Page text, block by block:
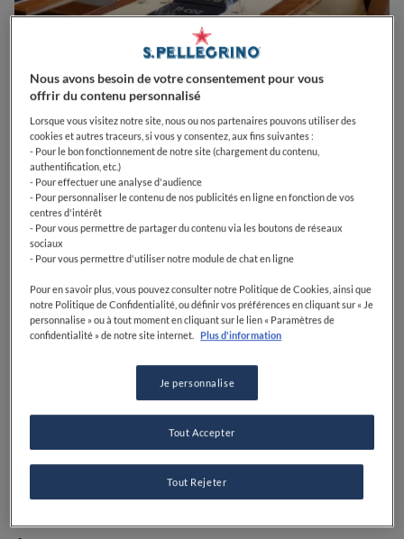
4 Hent Koz 29000QuimperFrance
CLOSED OpensDimanche,10:00-13:30
VOIR HORAIRES D'OUVERTURE
PRIX
VOIR SUR LA CARTE +33 2 98 94 50 02
VISIT WEBSITE
Food Awards
Guide Michelin
Guides gastronomiques
AFFICHER PLUS
Nous avons besoin de votre consentement pour vous
offrir du contenu personnalisé
Lorsque vous visitez notre site, nous ou nos partenaires pouvons utiliser des
cookies et autres traceurs, si vous y consentez, aux fins suivantes :
- Pour le bon fonctionnement de notre site (chargement du contenu,
authentification, etc.)
- Pour effectuer une analyse d'audience
- Pour personnaliser le contenu de nos publicités en ligne en fonction de vos
centres d'intérêt
- Pour vous permettre de partager du contenu via les boutons de réseaux
sociaux
- Pour vous permettre d'utiliser notre module de chat en ligne
Pour en savoir plus, vous pouvez consulter notre Politique de Cookies, ainsi que
notre Politique de Confidentialité, ou définir vos préférences en cliquant sur « Je
personnalise » ou à tout moment en cliquant sur le lien « Paramètres de
confidentialité » de notre site internet.
Plus d'information
Je personnalise
Tout Rejeter
Tout Accepter